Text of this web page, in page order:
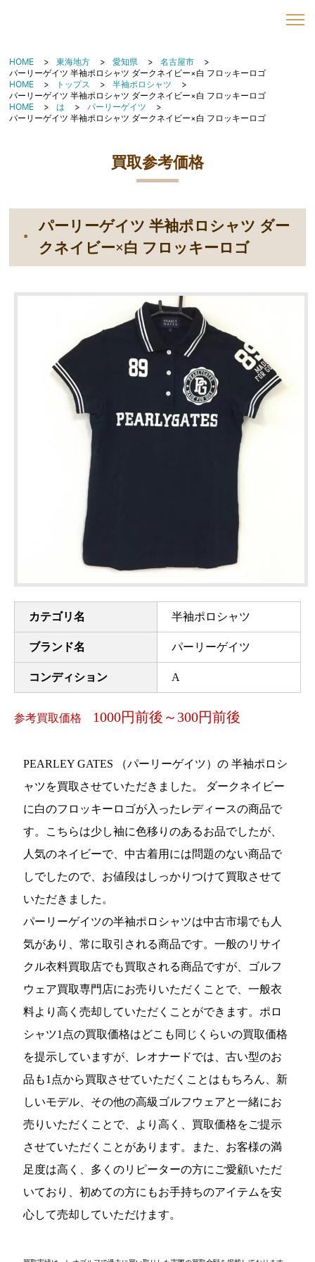
HOME 東海地方 愛知県
名古屋市
パーリーゲイツ 半袖ポロシャツ ダークネイビー×白 フロッキーロゴ
HOME
トップス
半袖ポロシャツ
パーリーゲイツ 半袖ポロシャツ ダークネイビー×白 フロッキーロゴ
HOME
は
パーリーゲイツ
パーリーゲイツ 半袖ポロシャツ ダークネイビー×白 フロッキーロゴ
買取参考価格
パーリーゲイツ 半袖ポロシャツ ダー
クネイビー×白 フロッキーロゴ
カテゴリ名 半袖ポロシャツ
ブランド名 パーリーゲイツ
コンディション A
参考買取価格 1000円前後～300円前後
PEARLEY GATES （パーリーゲイツ）の 半袖ポロシ
ャツを買取させていただきました。 ダークネイビー
に白のフロッキーロゴが入ったレディースの商品で
す。こちらは少し袖に色移りのあるお品でしたが、
人気のネイビーで、中古着用には問題のない商品で
しでしたので、お値段はしっかりつけて買取させて
いただきました。
パーリーゲイツの半袖ポロシャツは中古市場でも人
気があり、常に取引される商品です。一般のリサイ
クル衣料買取店でも買取される商品ですが、ゴルフ
ウェア買取専門店にお売りいただくことで、一般衣
料より高く売却していただくことができます。ポロ
シャツ1点の買取価格はどこも同じくらいの買取価格
を提示していますが、レオナードでは、古い型のお
品も1点から買取させていただくことはもちろん、新
しいモデル、その他の高級ゴルフウェアと一緒にお
売りいただくことで、より高く、買取価格をご提示
させていただくことがあります。また、お客様の満
足度は高く、多くのリピーターの方にご愛顧いただ
いており、初めての方にもお手持ちのアイテムを安
心して売却していただけます。